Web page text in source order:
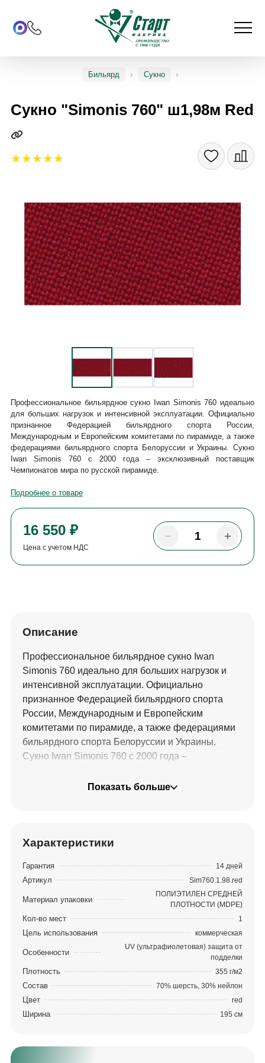
Бильярд Сукно
Сукно "Simonis 760" ш1,98м Red
16 550 ₽
Цена с учетом НДС
Профессиональное бильярдное сукно Iwan Simonis 760 идеально
для больших нагрузок и интенсивной эксплуатации. Официально
признанное Федерацией бильярдного спорта России,
Международным и Европейским комитетами по пирамиде, а также
федерациями бильярдного спорта Белоруссии и Украины. Сукно
Iwan Simonis 760 с 2000 года – эксклюзивный поставщик
Чемпионатов мира по русской пирамиде.
Подробнее о товаре
Описание
Профессиональное бильярдное сукно Iwan
Simonis 760 идеально для больших нагрузок и
интенсивной эксплуатации. Официально
признанное Федерацией бильярдного спорта
России, Международным и Европейским
комитетами по пирамиде, а также федерациями
бильярдного спорта Белоруссии и Украины.
Сукно Iwan Simonis 760 с 2000 года –
русской пирамиде.
Обеспечивает абсолютно гладкую, ровную
Соткано из суперпрочной камвольной шерсти,
легко сопротивляется износу от обычной игры.
Сукно Simonis не имеет ворса, поэтому
ожогам от ударов, гарантирует прочность и
колоссальную износостойкость.
(ВНИМАНИЕ! Оттенок цвета на изображении
может отличаться!)
Показать больше
Характеристики
Гарантия 14 дней
Артикул Sim760.1.98.red
Материал упаковки
ПОЛИЭТИЛЕН СРЕДНЕЙ
ПЛОТНОСТИ (MDPE)
Кол-во мест 1
Цель использования коммерческая
Особенности
UV (ультрафиолетовая) защита от
подделки
Плотность 355 г/м2
Состав 70% шерсть, 30% нейлон
Цвет red
Ширина 195 см